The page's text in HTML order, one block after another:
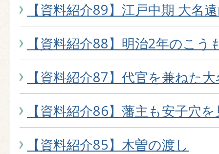
【資料紹介89】江戸中期 大名
【資料紹介88】明治2年のこう
【資料紹介87】代官を兼ねた
【資料紹介86】藩主も安子穴
【資料紹介85】木曽の渡し